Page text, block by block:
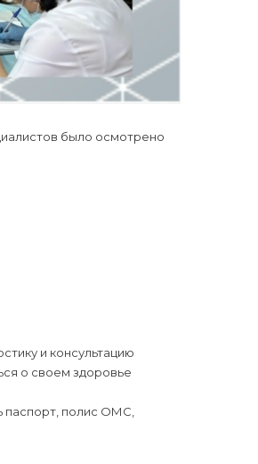
было осмотрено
и консультацию
о своем здоровье
паспорт, полис ОМС,